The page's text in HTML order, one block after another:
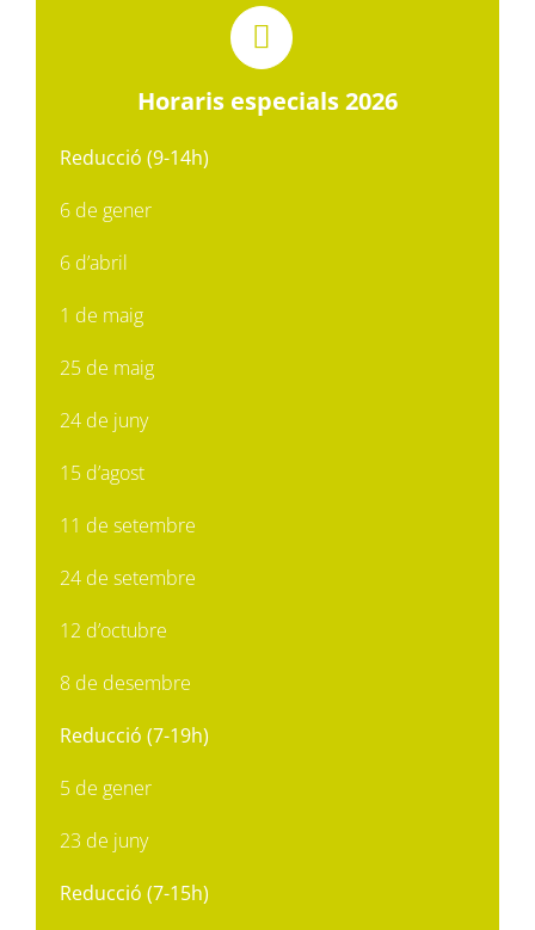
Horaris especials 2026
Reducció (9-14h)
6 de gener
6 d’abril
1 de maig
25 de maig
24 de juny
15 d’agost
11 de setembre
24 de setembre
12 d’octubre
8 de desembre
Reducció (7-19h)
5 de gener
23 de juny
Reducció (7-15h)